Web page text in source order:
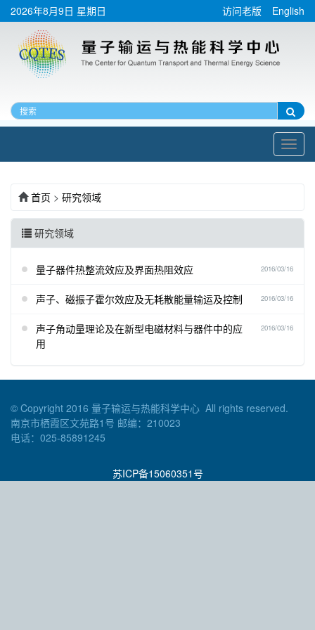
2026年8月9日 星期日 English
访问老版
首页 > 研究领域
研究领域
2016/03/16
量子器件热整流效应及界面热阻效应
2016/03/16
声子、磁振子霍尔效应及无耗散能量输运及控制
2016/03/16
声子角动量理论及在新型电磁材料与器件中的应
用
© Copyright 2016 量子输运与热能科学中心 All rights reserved.
南京市栖霞区文苑路1号 邮编：210023
电话：025-85891245
苏ICP备15060351号